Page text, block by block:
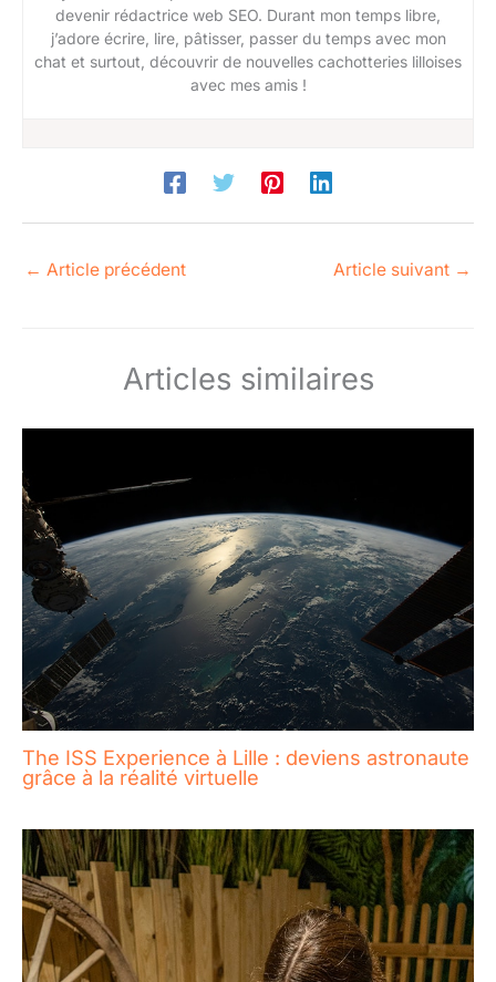
devenir rédactrice web SEO. Durant mon temps libre,
j’adore écrire, lire, pâtisser, passer du temps avec mon
chat et surtout, découvrir de nouvelles cachotteries lilloises
avec mes amis !
← Article précédent Article suivant →
Articles similaires
The ISS Experience à Lille : deviens astronaute
grâce à la réalité virtuelle